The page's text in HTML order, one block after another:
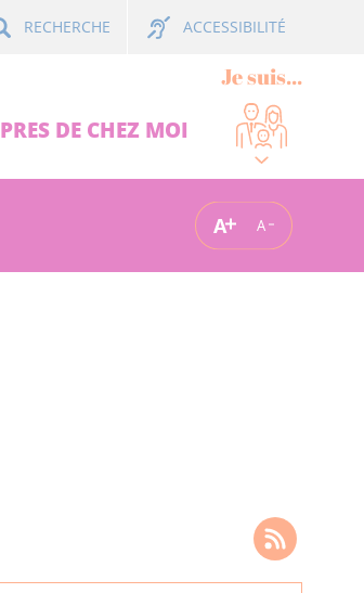
RECHERCHE ACCESSIBILITÉ
PRES DE CHEZ MOI
Je suis...
A A